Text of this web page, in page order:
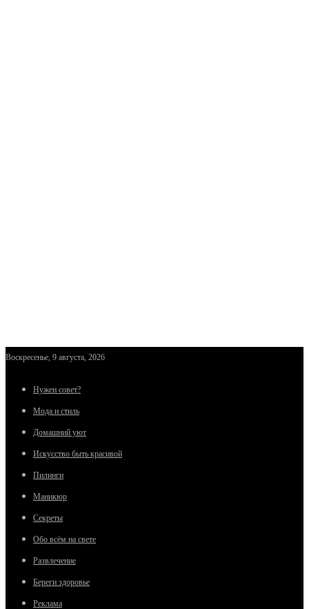
Воскресенье, 9 августа, 2026
Нужен совет?
Мода и стиль
Домашний уют
Искусство быть красивой
Пилинги
Маникюр
Секреты
Обо всём на свете
Развлечение
Береги здоровье
Реклама